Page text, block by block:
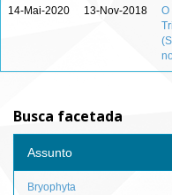
14-Mai-2020 13-Nov-2018
O
Busca facetada
Assunto
Bryophyta